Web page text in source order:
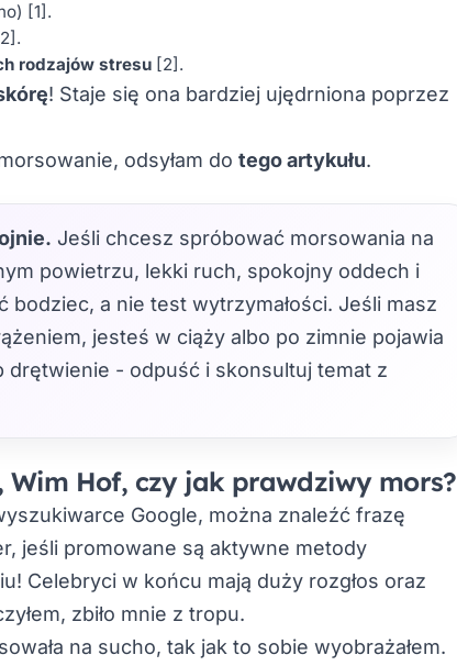
[1] .
.
rodzajów stresu [2] .
! Staje się ona bardziej ujędrniona poprzez
odsyłam do tego artykułu.
Jeśli chcesz spróbować morsowania na
powietrzu, lekki ruch, spokojny oddech i
bodziec, a nie test wytrzymałości. Jeśli masz
jesteś w ciąży albo po zimnie pojawia
drętwienie - odpuść i skonsultuj temat z
Wim Hof, czy jak prawdziwy mors?
Google, można znaleźć frazę
jeśli promowane są aktywne metody
Celebryci w końcu mają duży rozgłos oraz
zbiło mnie z tropu.
na sucho, tak jak to sobie wyobrażałem.